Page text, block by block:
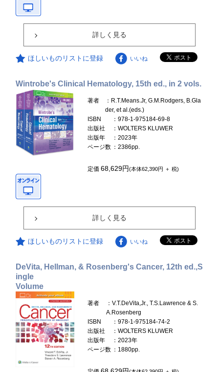
詳しく見る
ほしいものリストに登録 いいね
Wintrobe's Clinical Hematology, 15th ed., in 2 vols.
著者
：R.T.Means.Jr, G.M.Rodgers, B.Gla
der, et al.(eds.)
ISBN
：978-1-975184-69-8
出版社
：WOLTERS KLUWER
出版年
：2023年
ページ数 ：2386pp.
定価68,629円(本体62,390円 ＋ 税)
詳しく見る
ほしいものリストに登録 いいね
DeVita, Hellman, & Rosenberg's Cancer, 12th ed.,S
ingle
Volume
著者
：V.T.DeVita,Jr., T.S.Lawrence & S.
A.Rosenberg
ISBN
：978-1-975184-74-2
出版社
：WOLTERS KLUWER
出版年
：2023年
ページ数 ：1880pp.